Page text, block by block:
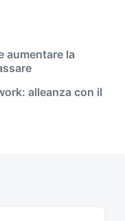
aumentare la
alleanza con il